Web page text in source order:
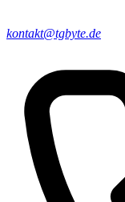
kontakt@tgbyte.de